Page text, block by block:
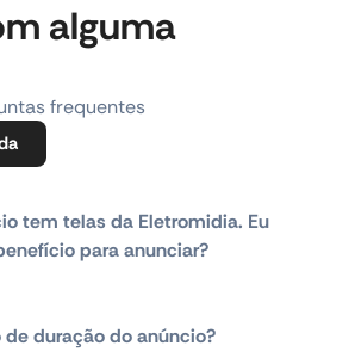
alguma
frequentes
tem telas da Eletromidia. Eu
para anunciar?
duração do anúncio?